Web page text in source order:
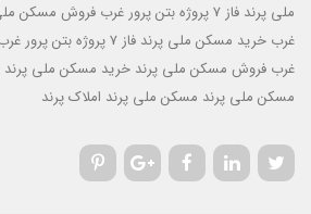
ملی پرند فاز 7 پروژه بتن پرور غرب
غرب خرید مسکن ملی پرند فاز 7 پروژه بتن پرور غرب
غرب فروش مسکن ملی پرند خرید مسکن ملی پرند
مسکن ملی پرند مسکن ملی پرند املاک پرند